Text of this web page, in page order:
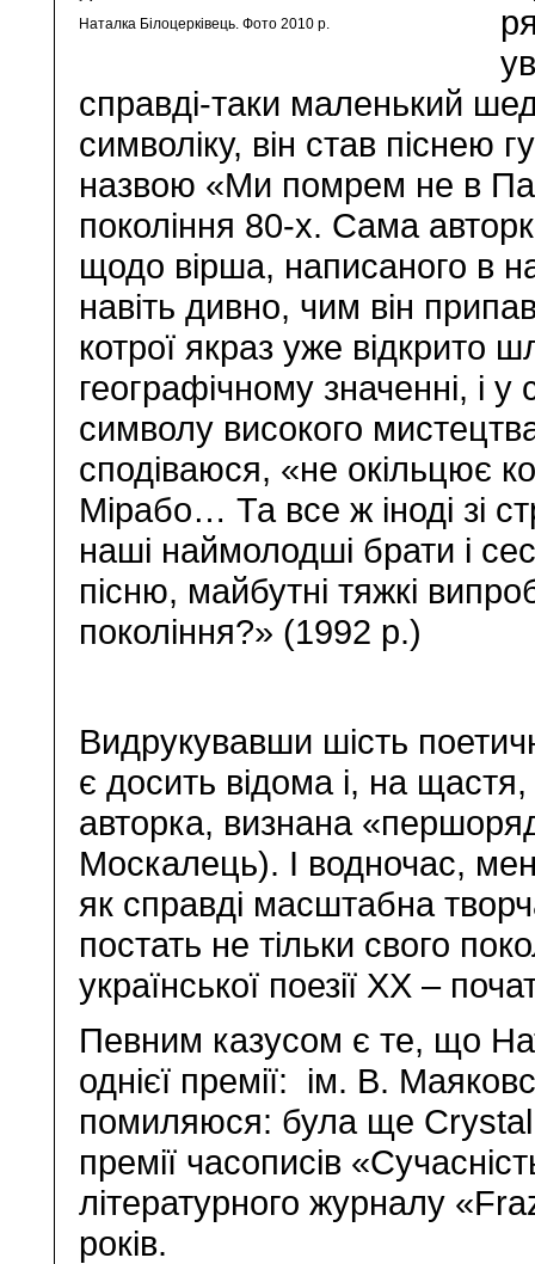
Наталка Білоцерківець. Фото 2010 р.
справді-таки маленький
символіку, він став піснею
назвою «Ми помрем не в
покоління 80-х. Сама
щодо вірша, написаного в
навіть дивно, чим він
котрої якраз уже відкрито
географічному значенні, і
символу високого
сподіваюся, «не окільцює
Мірабо… Та все ж іноді зі
наші наймолодші брати і
пісню, майбутні тяжкі
покоління?» (1992 р.)
Видрукувавши шість
є досить відома і, на
авторка, визнана
Москалець). І водночас,
як справді масштабна
постать не тільки свого
української поезії ХХ –
Певним казусом є те, що
однієї премії: ім. В.
помиляюся: була ще Crystal
премії часописів
літературного журналу
років.